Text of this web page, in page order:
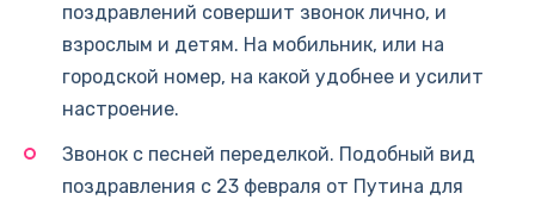
поздравлений совершит звонок лично, и
взрослым и детям. На мобильник, или на
городской номер, на какой удобнее и усилит
настроение.
Звонок с песней переделкой. Подобный вид
поздравления с 23 февраля от Путина для